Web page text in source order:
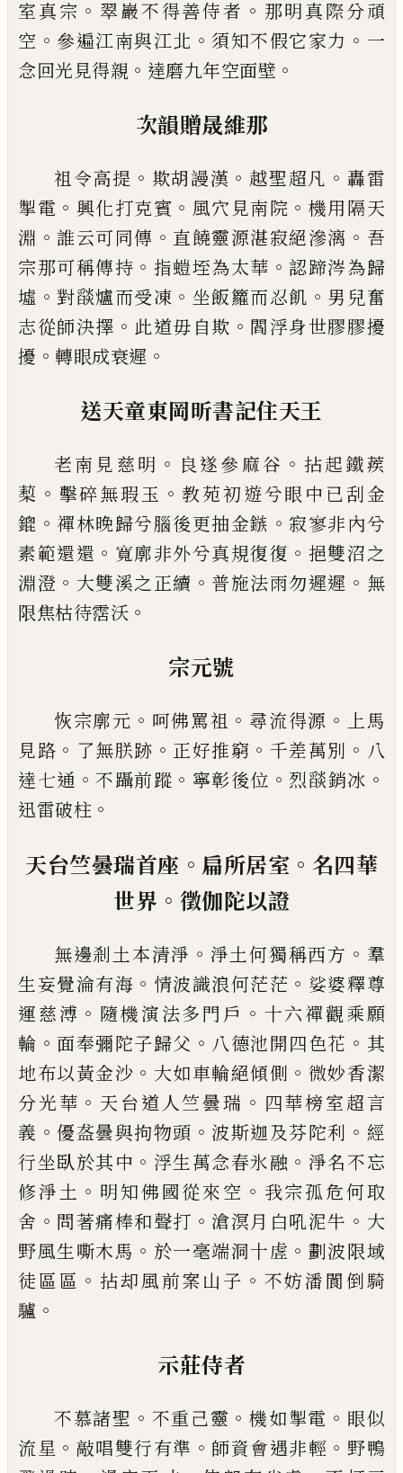
室真宗 。 翠巖不得善侍者 。 那明真際分頑
空 。 參遍江南與江北 。 須知不假它家力 。 一
念回光見得親 。 達磨九年空面壁 。
次韻贈晟維那
祖令高提 。 欺胡謾漢 。 越聖超凡 。 轟雷
掣電 。 興化打克賓 。 風穴見南院 。 機用隔天
淵 。誰云可同傳 。 直饒靈源湛寂絕滲漓 。 吾
宗那可稱傳持 。 指螘垤為太華 。認蹄涔為歸
墟 。對𦦨爐而受凍 。 坐飯籮而忍飢 。 男兒奮
志從師決擇 。 此道毋自欺 。 閻浮身世膠膠擾
擾 。 轉眼成衰遲 。
送天童東岡昕書記住天王
老南見慈明 。 良遂參麻谷 。拈起鐵蒺
䔧 。 擊碎無瑕玉 。教苑初遊兮眼中 已刮金
鎞 。 禪林晚歸兮腦後更抽金鏃 。 寂寥非內兮
素範還還 。 寬廓非外兮真規復復 。 挹雙沼之
淵澄 。 大雙溪之正續 。 普施法雨勿遲遲 。 無
限焦枯待霑沃 。
宗元號
恢宗廓元 。 呵佛罵祖 。 尋流得源 。
上馬
見路 。 了無朕跡 。 正好推窮 。 千差萬別 。 八
達七通 。不躡前蹤 。 寧彰後位 。 烈𦦨銷冰 。
迅雷破柱 。
天台竺曇瑞首座 。 扁所居室 。 名四華
世界 。 徵伽陀以證
無邊剎土本清淨 。 淨土何獨稱西方 。 羣
生妄覺淪有海 。 情波識浪何茫茫 。 娑婆釋尊
運慈溥 。 隨機演法多門戶 。 十六禪觀乘願
輪 。 面奉彌陀子歸父 。 八德池開四色花 。 其
地布以黃金沙 。 大如車輪絕傾側 。 微妙香潔
分光華 。 天台道人竺曇瑞 。 四華榜室超言
義 。優盋曇與拘物頭 。 波斯迦及芬陀利 。 經
行坐臥於其中 。 浮生萬念春氷融 。 淨名不忘
修淨土 。 明知佛國從來空 。 我宗孤危何取
舍 。 問著痛棒和聲打 。 滄溟月白吼泥牛 。 大
野風生嘶木馬 。 於一毫端洞十虗 。 劃波限域
徒區區 。拈却風前案山子 。 不妨潘閬倒騎
驢 。
示莊侍者
不慕諸聖 。 不重己靈 。機如掣電 。 眼似
流星 。 敲唱雙行有準 。 師資會遇非輕 。 野鴨